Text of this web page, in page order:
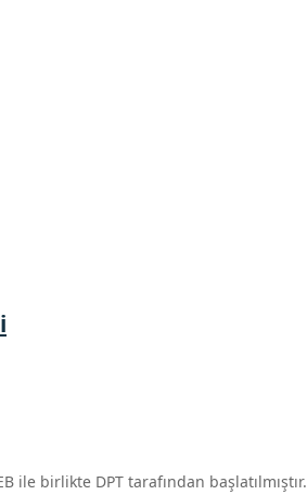
ile birlikte DPT tarafından başlatılmıştır.